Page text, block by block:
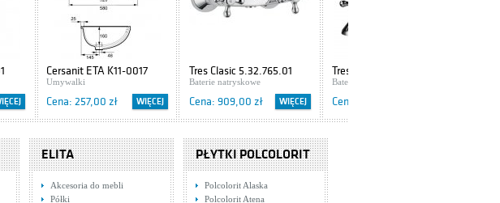
Cersanit ETA K11-0017
Umywalki
Cena: 257,00 zł WIĘCEJ
Tres Clasic 5.32.765.01
Baterie natryskowe
Cena: 909,00 zł WIĘCEJ
Tres Clasic 1.37.106
Baterie umywalkowe
Cena: 624,00 zł
ELITA
Akcesoria do mebli
Półki
PŁYTKI POLCOLORIT
Polcolorit Alaska
Polcolorit Atena